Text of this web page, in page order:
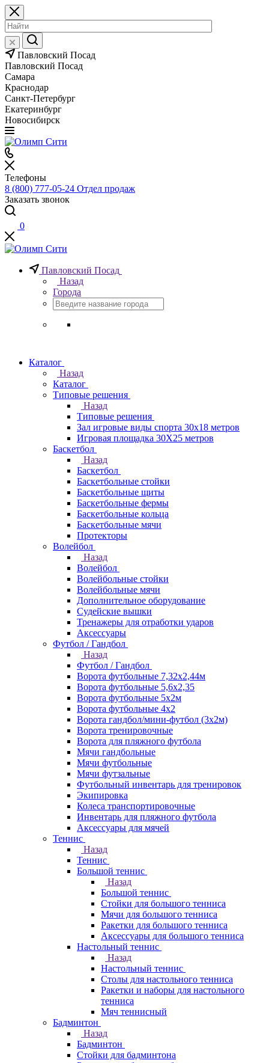
Павловский Посад
Павловский Посад
Самара
Краснодар
Санкт-Петербург
Екатеринбург
Новосибирск
Телефоны
8 (800) 777-05-24 Отдел продаж
Заказать звонок
0
Павловский Посад
Назад
Города
Каталог
Назад
Каталог
Типовые решения
Назад
Типовые решения
Зал игровые виды спорта 30x18 метров
Игровая площадка 30Х25 метров
Баскетбол
Назад
Баскетбол
Баскетбольные стойки
Баскетбольные щиты
Баскетбольные фермы
Баскетбольные кольца
Баскетбольные мячи
Протекторы
Волейбол
Назад
Волейбол
Волейбольные стойки
Волейбольные мячи
Дополнительное оборудование
Судейские вышки
Тренажеры для отработки ударов
Аксессуары
Футбол / Гандбол
Назад
Футбол / Гандбол
Ворота футбольные 7,32х2,44м
Ворота футбольные 5,6х2,35
Ворота футбольные 5х2м
Ворота футбольные 4х2
Ворота гандбол/мини-футбол (3х2м)
Ворота тренировочные
Ворота для пляжного футбола
Мячи гандбольные
Мячи футбольные
Мячи футзальные
Футбольный инвентарь для тренировок
Экипировка
Колеса транспортировочные
Инвентарь для пляжного футбола
Аксессуары для мячей
Теннис
Назад
Теннис
Большой теннис
Назад
Большой теннис
Стойки для большого тенниса
Мячи для большого тенниса
Ракетки для большого тенниса
Аксессуары для большого тенниса
Настольный теннис
Назад
Настольный теннис
Столы для настольного тенниса
Ракетки и наборы для настольного
тенниса
Мяч теннисный
Бадминтон
Назад
Бадминтон
Стойки для бадминтона